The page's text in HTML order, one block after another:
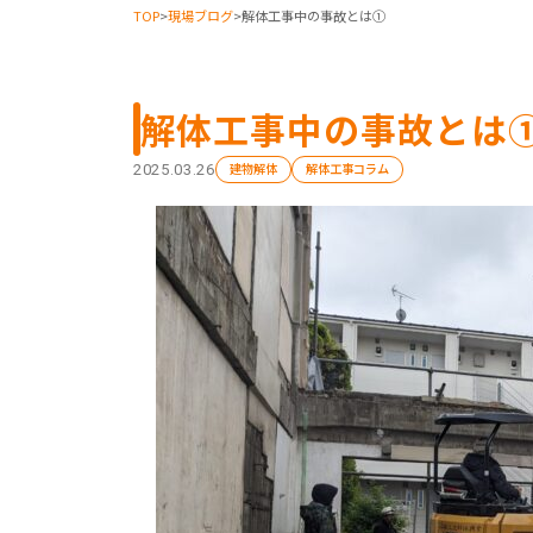
TOP>現場ブログ>解体工事中の事故とは①
解体工事中の事故とは
2025.03.26 建物解体 解体工事コラム